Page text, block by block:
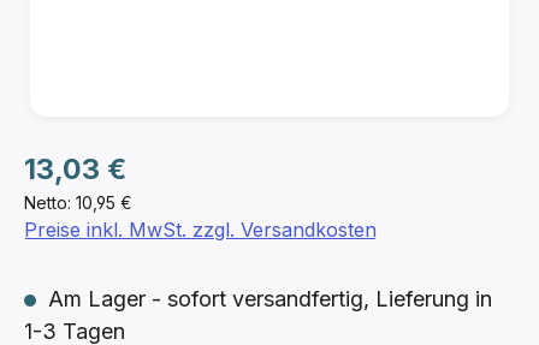
Netto: 10,95 €
Regulärer Preis:
13,03 €
Preise inkl. MwSt. zzgl. Versandkosten
Am Lager - sofort versandfertig, Lieferung in
1-3 Tagen